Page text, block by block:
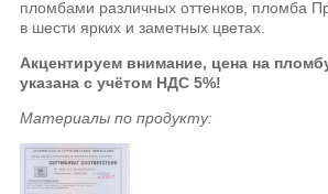
пломбами различных оттенков, пломба
в шести ярких и заметных цветах.
Акцентируем внимание, цена на
указана с учётом НДС 5%!
Материалы по продукту: